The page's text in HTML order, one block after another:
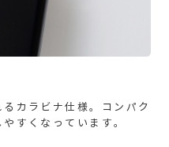
カラビナ仕様。コンパク
すくなっています。